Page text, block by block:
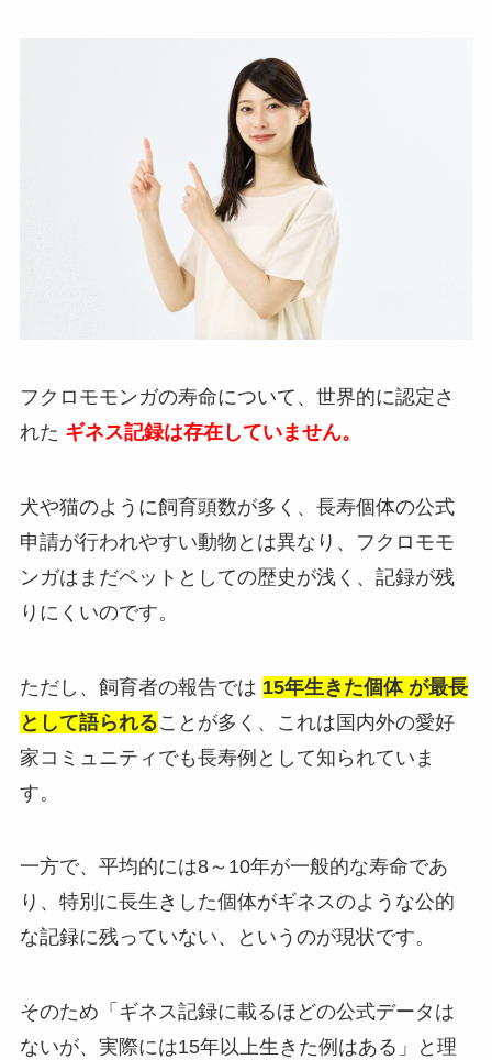
フクロモモンガの寿命について、世界的に認定さ
れた ギネス記録は存在していません。
犬や猫のように飼育頭数が多く、長寿個体の公式
申請が行われやすい動物とは異なり、フクロモモ
ンガはまだペットとしての歴史が浅く、記録が残
りにくいのです。
ただし、飼育者の報告では 15年生きた個体 が最長
として語られることが多く、これは国内外の愛好
家コミュニティでも長寿例として知られていま
す。
一方で、平均的には8～10年が一般的な寿命であ
り、特別に長生きした個体がギネスのような公的
な記録に残っていない、というのが現状です。
そのため「ギネス記録に載るほどの公式データは
ないが、実際には15年以上生きた例はある」と理